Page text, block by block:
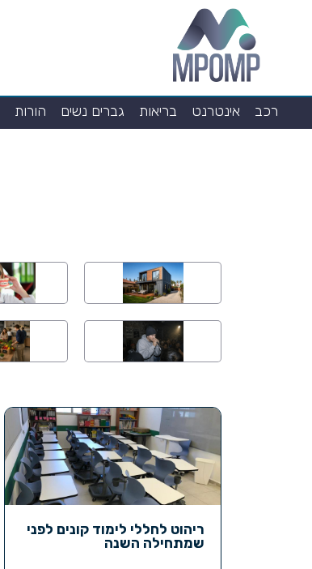
רכב אינטרנט בריאות גברים נשים הורות
ריהוט לחללי לימוד קונים לפני
שמתחילה השנה